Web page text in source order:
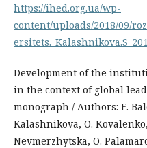
https://ihed.org.ua/wp-
content/uploads/2018/09/
Development of the
in the context of global
monograph / Authors: E.
Kalashnikova, O.
Nevmerzhytska, O.